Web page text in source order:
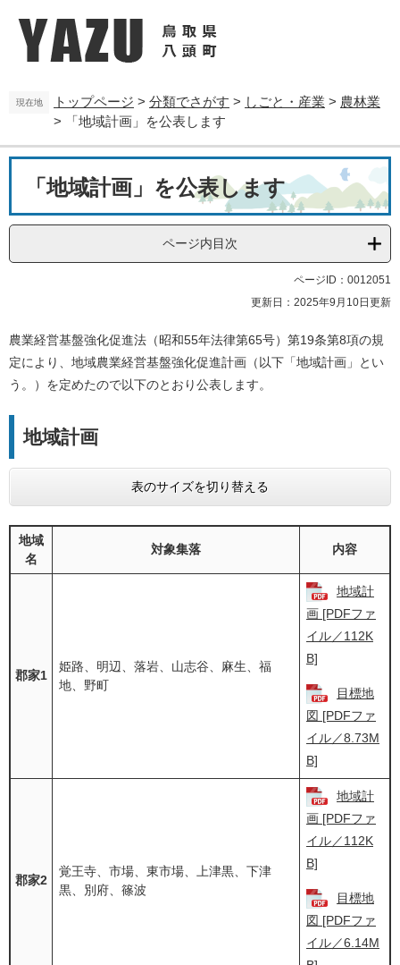
。
て
へ
現在地 トップページ > 分類でさがす > しごと・産業 > 農林業
>
「地域計画」を公表します
「地域計画」を公表します
ページ内目次
ページID：0012051
更新日：2025年9月10日更新
農業経営基盤強化促進法（昭和55年法律第65号）第19条第8項の規
定により、地域農業経営基盤強化促進計画（以下「地域計画」とい
う。）を定めたので以下のとおり公表します。
地域計画
表のサイズを切り替える
地域
名
対象集落 内容
郡家1
姫路、明辺、落岩、山志谷、麻生、福
地、野町
地域計
画 [PDFファ
イル／112K
B]
目標地
図 [PDFファ
イル／8.73M
B]
郡家2
覚王寺、市場、東市場、上津黒、下津
黒、別府、篠波
地域計
画 [PDFファ
イル／112K
B]
目標地
図 [PDFファ
イル／6.14M